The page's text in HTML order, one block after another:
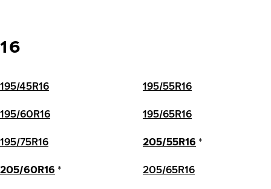
16
195/45R16 195/55R16
195/60R16 195/65R16
195/75R16 205/55R16 *
205/60R16 * 205/65R16